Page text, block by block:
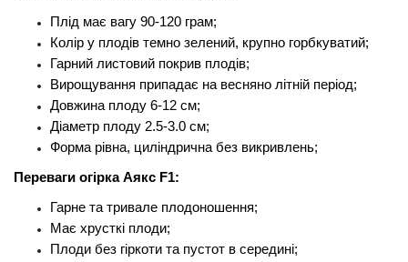
Плід має вагу 90-120 грам;
Колір у плодів темно зелений, крупно горбкуватий;
Гарний листовий покрив плодів;
Вирощування припадає на весняно літній період;
Довжина плоду 6-12 см;
Діаметр плоду 2.5-3.0 см;
Форма рівна, циліндрична без викривлень;
Переваги огірка Аякс F1:
Гарне та тривале плодоношення;
Має хрусткі плоди;
Плоди без гіркоти та пустот в середині;